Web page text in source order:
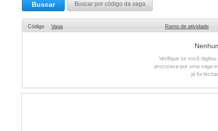
Buscar Buscar por código da vaga
Código Vaga Ramo de atividade
Verifique se você
procurava por uma vaga
já foi